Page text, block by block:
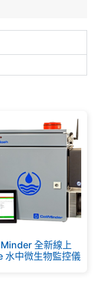
全新線上
水中微生物監控儀